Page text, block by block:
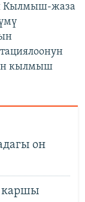
Кылмыш-жаза
кылмыш
он
каршы